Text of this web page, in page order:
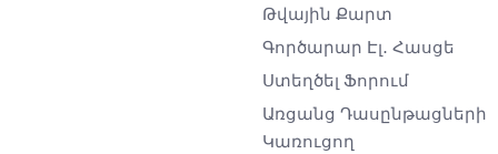
Թվային Քարտ
Գործարար Էլ․ Հասցե
Ստեղծել Ֆորում
Առցանց Դասընթացների
Կառուցող